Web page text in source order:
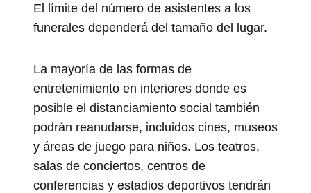
El límite del número de asistentes a los
funerales dependerá del tamaño del lugar.
La mayoría de las formas de
entretenimiento en interiores donde es
posible el distanciamiento social también
podrán reanudarse, incluidos cines, museos
y áreas de juego para niños. Los teatros,
salas de conciertos, centros de
conferencias y estadios deportivos tendrán